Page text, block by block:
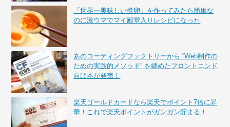
「世界一美味しい煮卵」を作ってみたら簡単な
のに激ウマでマイ殿堂入りレシピになった
あのコーディングファクトリーから ”Web制作の
ための実践的メソッド” を纏めたフロントエンド
向け本が発売！
楽天ゴールドカードなら楽天でポイント7倍に昇
華！これで楽天ポイントがガンガン貯まる！